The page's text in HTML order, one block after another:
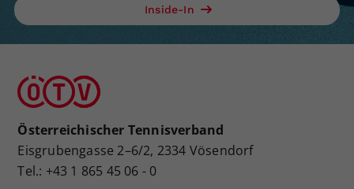
Inside-In
Österreichischer Tennisverband
Eisgrubengasse 2–6/2, 2334 Vösendorf
Tel.: +43 1 865 45 06 - 0